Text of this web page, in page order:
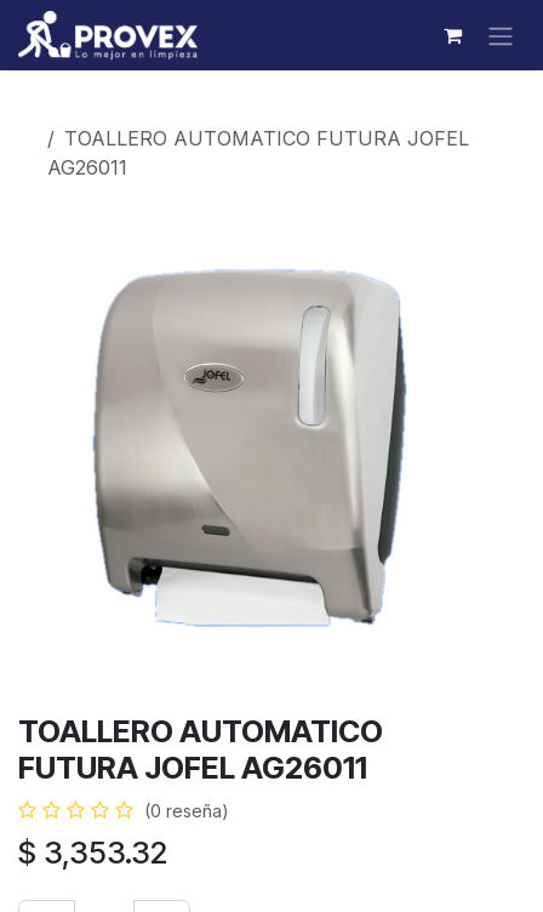
Ir al contenido
TOALLERO AUTOMATICO FUTURA JOFEL
AG26011
TOALLERO AUTOMATICO
FUTURA JOFEL AG26011
(0 reseña)
$ 3,353.32